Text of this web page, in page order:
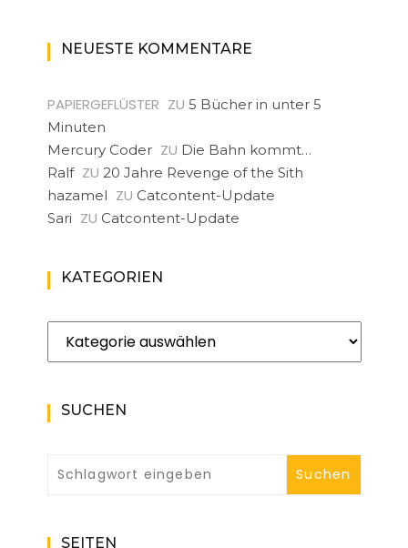
NEUESTE KOMMENTARE
PAPIERGEFLÜSTER ZU 5 Bücher in unter 5
Minuten
Mercury Coder ZU Die Bahn kommt…
Ralf ZU 20 Jahre Revenge of the Sith
hazamel ZU Catcontent-Update
Sari ZU Catcontent-Update
KATEGORIEN
Kategorien
SUCHEN
SEITEN